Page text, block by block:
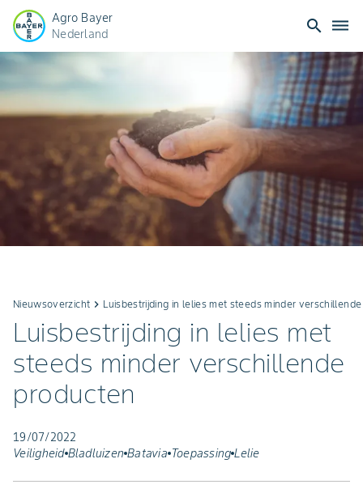
Agro Bayer
Nederland
search dehaze
Nieuwsoverzicht keyboard_arrow_right Luisbestrijding in lelies met steeds minder
Luisbestrijding in lelies met
steeds minder verschillende
producten
19/07/2022
Veiligheid Bladluizen Batavia Toepassing Lelie